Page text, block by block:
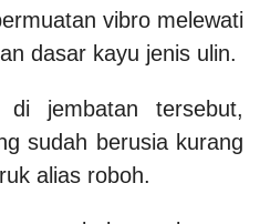
vibro melewati
dasar kayu jenis ulin.
jembatan tersebut,
sudah berusia kurang
alias roboh.